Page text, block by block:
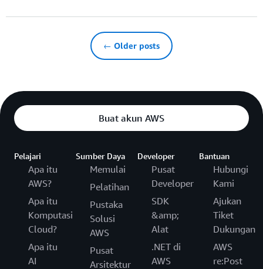
← Older posts
Buat akun AWS
Pelajari
Apa itu
AWS?
Apa itu
Komputasi
Cloud?
Apa itu
AI
Sumber Daya
Memulai
Pelatihan
Pustaka
Solusi
AWS
Pusat
Arsitektur
Developer
Pusat
Developer
SDK
&amp;
Alat
.NET di
AWS
Bantuan
Hubungi
Kami
Ajukan
Tiket
Dukungan
AWS
re:Post